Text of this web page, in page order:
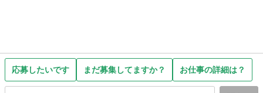
応募したいです まだ募集してますか？ お仕事の詳細は？